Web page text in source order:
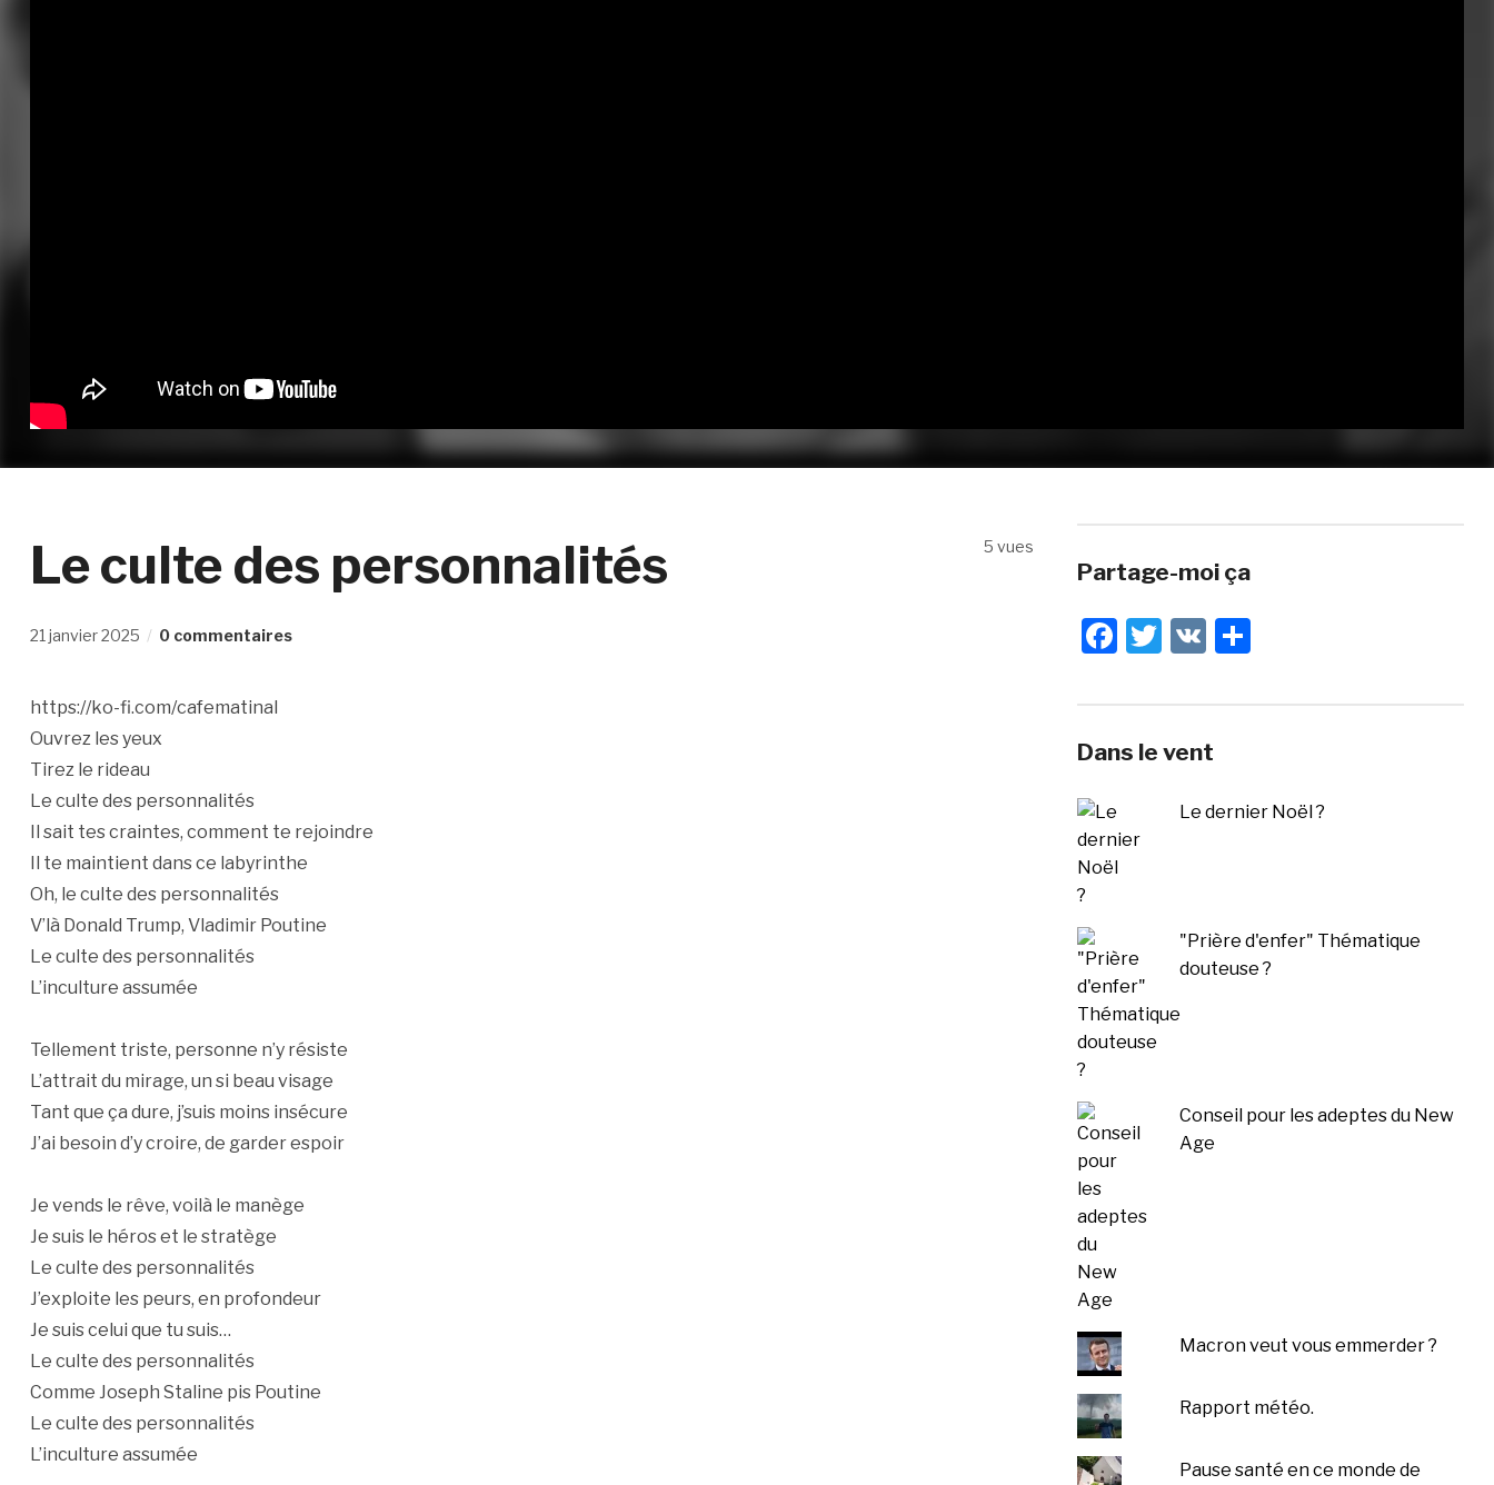
5 vues
Le culte des personnalités
21 janvier 2025 0 commentaires
https://ko-fi.com/cafematinal
Ouvrez les yeux
Tirez le rideau
Le culte des personnalités
Il sait tes craintes, comment te rejoindre
Il te maintient dans ce labyrinthe
Oh, le culte des personnalités
V’là Donald Trump, Vladimir Poutine
Le culte des personnalités
L’inculture assumée
Tellement triste, personne n’y résiste
L’attrait du mirage, un si beau visage
Tant que ça dure, j’suis moins insécure
J’ai besoin d’y croire, de garder espoir
Je vends le rêve, voilà le manège
Je suis le héros et le stratège
Le culte des personnalités
J’exploite les peurs, en profondeur
Je suis celui que tu suis…
Le culte des personnalités
Comme Joseph Staline pis Poutine
Le culte des personnalités
L’inculture assumée
Partage-moi ça
Facebook
Twitter
VKShare
Dans le vent
Le dernier Noël ?
"Prière d'enfer" Thématique
douteuse ?
Conseil pour les adeptes du New
Age
Macron veut vous emmerder ?
Rapport météo.
Pause santé en ce monde de